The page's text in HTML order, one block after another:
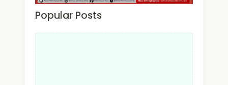
Popular Posts